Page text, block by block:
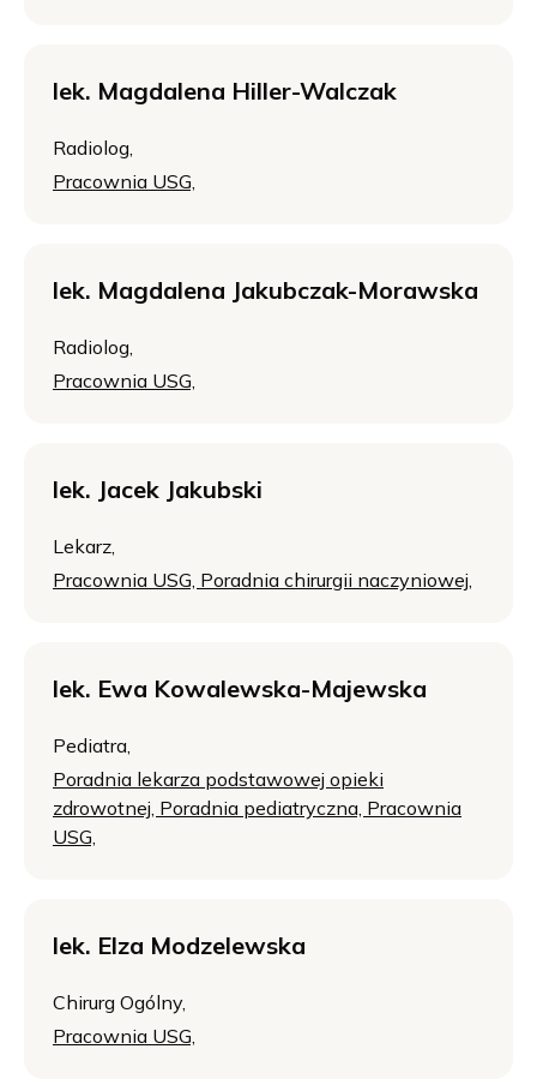
lek. Magdalena Hiller-Walczak
Radiolog,
Pracownia USG,
lek. Magdalena Jakubczak-Morawska
Radiolog,
Pracownia USG,
lek. Jacek Jakubski
Lekarz,
Pracownia USG, Poradnia chirurgii naczyniowej,
lek. Ewa Kowalewska-Majewska
Pediatra,
Poradnia lekarza podstawowej opieki
zdrowotnej, Poradnia pediatryczna, Pracownia
USG,
lek. Elza Modzelewska
Chirurg Ogólny,
Pracownia USG,